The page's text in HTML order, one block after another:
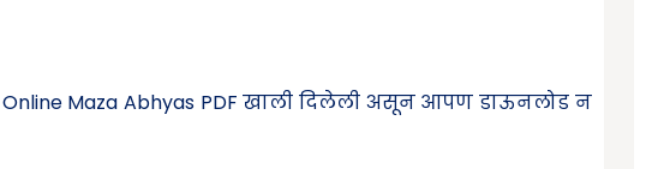
Online Maza Abhyas PDF खाली दिलेली असून आपण डाऊनलोड न